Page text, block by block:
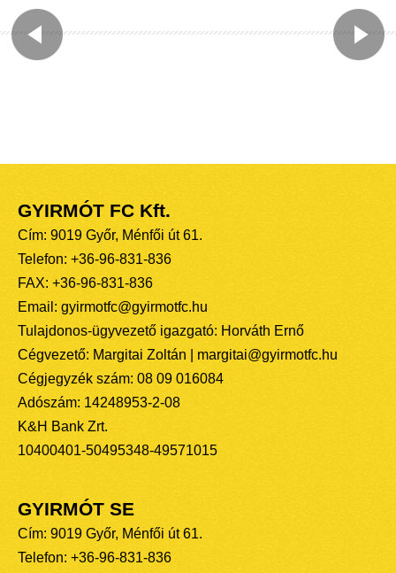
GYIRMÓT FC Kft.
Cím: 9019 Győr, Ménfői út 61.
Telefon: +36-96-831-836
FAX: +36-96-831-836
Email: gyirmotfc@gyirmotfc.hu
Tulajdonos-ügyvezető igazgató: Horváth Ernő
Cégvezető: Margitai Zoltán | margitai@gyirmotfc.hu
Cégjegyzék szám: 08 09 016084
Adószám: 14248953-2-08
K&H Bank Zrt.
10400401-50495348-49571015
GYIRMÓT SE
Cím: 9019 Győr, Ménfői út 61.
Telefon: +36-96-831-836